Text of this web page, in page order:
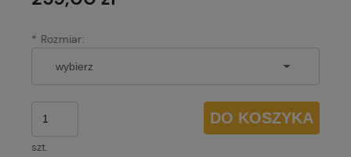
* Rozmiar:
szt.
DO KOSZYKA